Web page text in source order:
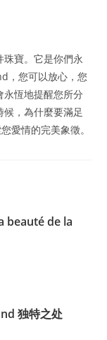
寶。它是你們永
，您可以放心，您
永恆地提醒您所分
，為什麼要滿足
愛情的完美象徵。
beauté de la
独特之处